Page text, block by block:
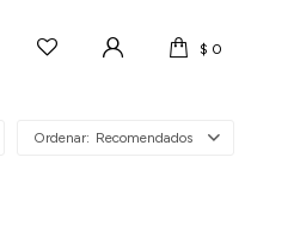
$ 0
Recomendados